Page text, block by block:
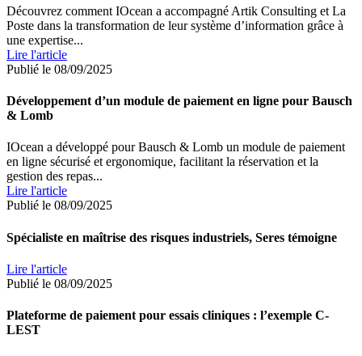
Découvrez comment IOcean a accompagné Artik Consulting et La
Poste dans la transformation de leur système d’information grâce à
une expertise...
Lire l'article
Publié le 08/09/2025
Développement d’un module de paiement en ligne pour Bausch
& Lomb
IOcean a développé pour Bausch & Lomb un module de paiement
en ligne sécurisé et ergonomique, facilitant la réservation et la
gestion des repas...
Lire l'article
Publié le 08/09/2025
Spécialiste en maîtrise des risques industriels, Seres témoigne
Lire l'article
Publié le 08/09/2025
Plateforme de paiement pour essais cliniques : l’exemple C-
LEST